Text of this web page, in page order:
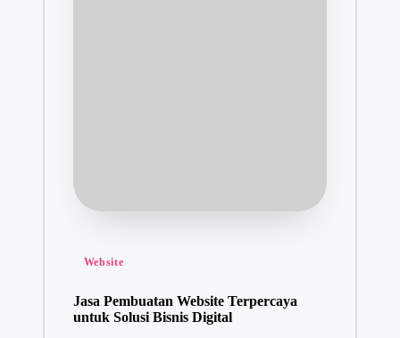
Posted
Website
Jasa Pembuatan Website Terpercaya
untuk Solusi Bisnis Digital